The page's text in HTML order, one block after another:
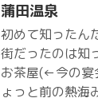
蒲田温泉
初めて知ったん
街だったのは知
お茶屋(←今の宴
ょっと前の熱海